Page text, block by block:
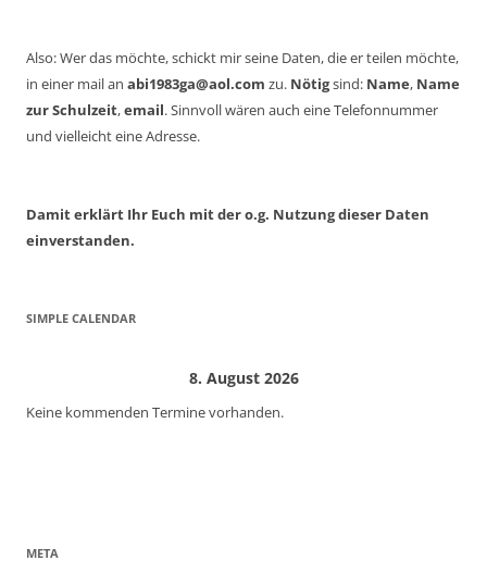
Also: Wer das möchte, schickt mir seine Daten, die er teilen möchte,
in einer mail an abi1983ga@aol.com zu. Nötigsind: Name, Name
zur Schulzeit,email. Sinnvoll wären auch eine Telefonnummer
und vielleicht eine Adresse.
Damit erklärt Ihr Euch mit der o.g. Nutzung dieser Daten
einverstanden.
SIMPLE CALENDAR
8. August 2026
Keine kommenden Termine vorhanden.
META